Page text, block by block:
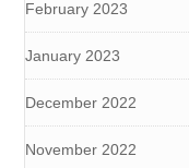
February 2023
January 2023
December 2022
November 2022